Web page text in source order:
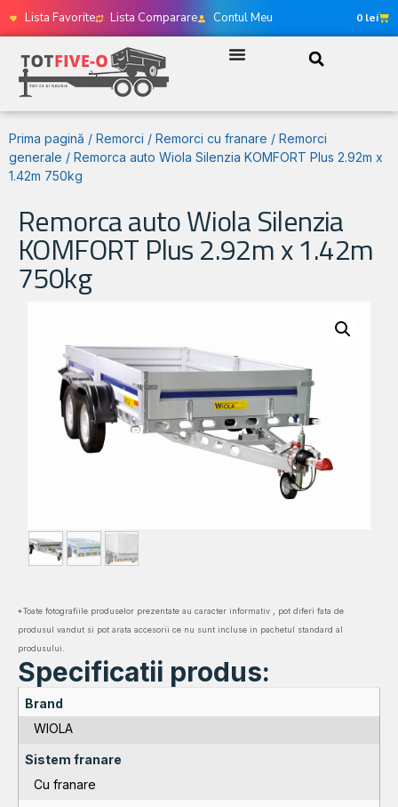
Lista Favorite Lista Comparare Contul Meu 0 lei
Prima pagină / Remorci / Remorci cu franare / Remorci
generale / Remorca auto Wiola Silenzia KOMFORT Plus 2.92m x
1.42m 750kg
Remorca auto Wiola Silenzia
KOMFORT Plus 2.92m x 1.42m
750kg
*Toate fotografiile produselor prezentate au caracter informativ , pot diferi fata de
produsul vandut si pot arata accesorii ce nu sunt incluse in pachetul standard al
produsului.
Specificatii produs:
Brand
WIOLA
Sistem franare
Cu franare